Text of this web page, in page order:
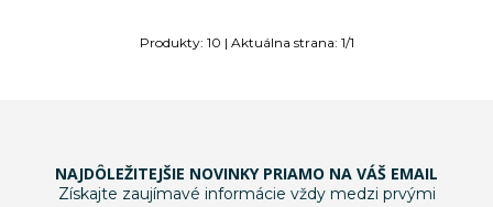
Produkty: 10 | Aktuálna strana: 1/1
NAJDÔLEŽITEJŠIE NOVINKY PRIAMO NA VÁŠ EMAIL
Získajte zaujímavé informácie vždy medzi prvými